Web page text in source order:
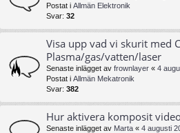
Postat i Allmän Elektronik
Svar: 32
Visa upp vad vi skurit med
Plasma/gas/vatten/laser
Senaste inlägget av frownlayer « 4
Postat i Allmän Mekatronik
Svar: 382
Hur aktivera komposit
Senaste inlägget av Marta « 4 augusti